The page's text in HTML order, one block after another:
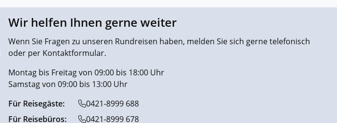
Wir helfen Ihnen gerne weiter
Wenn Sie Fragen zu unseren Rundreisen haben, melden Sie sich gerne telefonisch
oder per Kontaktformular.
Montag bis Freitag von 09:00 bis 18:00 Uhr
Samstag von 09:00 bis 13:00 Uhr
Für Reisegäste:
0421-8999 688
Für Reisebüros:
0421-8999 678